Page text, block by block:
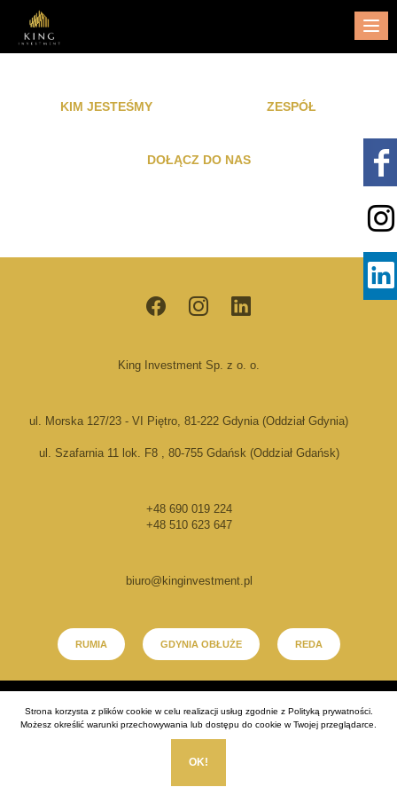
KIM JESTEŚMY ZESPÓŁ
DOŁĄCZ DO NAS
King Investment Sp. z o. o.
ul. Morska 127/23 - VI Piętro, 81-222 Gdynia (Oddział Gdynia)
ul. Szafarnia 11 lok. F8 , 80-755 Gdańsk (Oddział Gdańsk)
+48 690 019 224
+48 510 623 647
biuro@kinginvestment.pl
RUMIA GDYNIA OBŁUŻE REDA
Strona korzysta z plików cookie w celu realizacji usług zgodnie z Polityką prywatności.
Możesz określić warunki przechowywania lub dostępu do cookie w Twojej przeglądarce.
OK!